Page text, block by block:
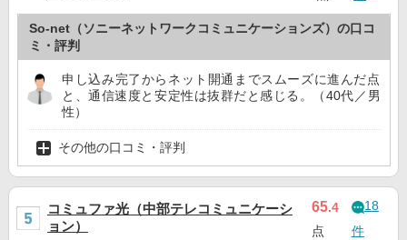
So-net（ソニーネットワークコミュニケーションズ）の口コ
ミ・評判
申し込み完了からネット開通までスムーズに進んだ点
と、通信速度と安定性は抜群だと感じる。（40代／男
性）
その他の口コミ・評判
コミュファ光（中部テレコミュニケーシ
ョン）
65.4
点
18
件